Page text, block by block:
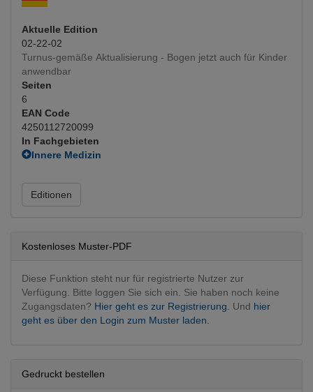
Aktuelle Edition
02-22-02
Turnus-gemäße Aktualisierung - Bogen jetzt auch für Kinder
anwendbar
Seiten
6
EAN Code
4250112720099
In Fachgebieten
Innere Medizin
Onkologie
Radiologie
Editionen
Kostenloses Muster-PDF
Diese Funktion steht nur für registrierte Nutzer zur
Verfügung. Bitte loggen Sie sich ein. Sie haben noch keine
Zugangsdaten? Hier geht es zur Registrierung. Und hier
geht es über den Login zum Muster laden.
Gedruckt bestellen